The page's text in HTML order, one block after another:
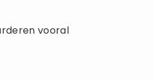
vooral